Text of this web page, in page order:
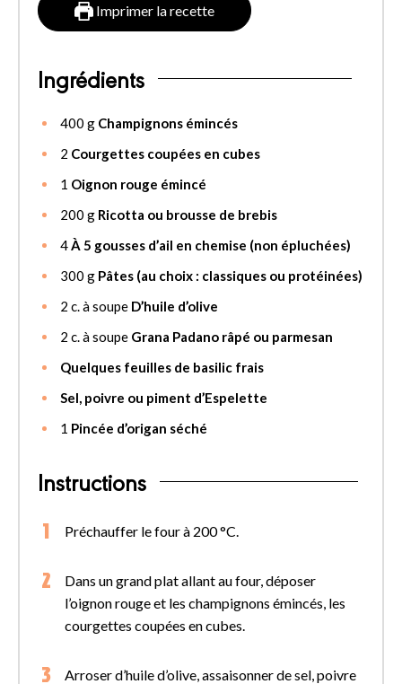
Imprimer la recette
Ingrédients
400 g Champignons émincés
2 Courgettes coupées en cubes
1 Oignon rouge émincé
200 g Ricotta ou brousse de brebis
4À 5 gousses d’ail en chemise (non épluchées)
300 g Pâtes (au choix : classiques ou protéinées)
2 c. à soupe D’huile d’olive
2 c. à soupe Grana Padano râpé ou parmesan
Quelques feuilles de basilic frais
Sel, poivre ou piment d’Espelette
1 Pincée d’origan séché
Instructions
Préchauffer le four à 200 °C.
Dans un grand plat allant au four, déposer
l’oignon rouge et les champignons émincés, les
courgettes coupées en cubes.
Arroser d’huile d’olive, assaisonner de sel, poivre